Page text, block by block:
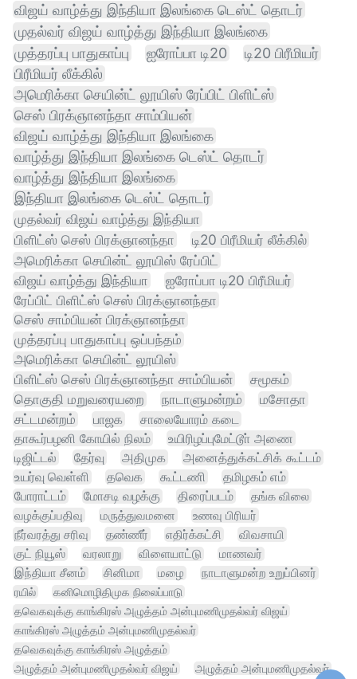
விஜய் வாழ்த்து இந்தியா இலங்கை டெஸ்ட் தொடர்
முதல்வர் விஜய் வாழ்த்து இந்தியா இலங்கை
முத்தரப்பு பாதுகாப்பு
ஐரோப்பா டி20
டி20 பிரீமியர்
பிரீமியர் லீக்கில்
அமெரிக்கா செயின்ட் லூயிஸ் ரேப்பிட் பிளிட்ஸ்
செஸ் பிரக்ஞானந்தா சாம்பியன்
விஜய் வாழ்த்து இந்தியா இலங்கை
வாழ்த்து இந்தியா இலங்கை டெஸ்ட் தொடர்
வாழ்த்து இந்தியா இலங்கை
இந்தியா இலங்கை டெஸ்ட் தொடர்
முதல்வர் விஜய் வாழ்த்து இந்தியா
பிளிட்ஸ் செஸ் பிரக்ஞானந்தா
டி20 பிரீமியர் லீக்கில்
அமெரிக்கா செயின்ட் லூயிஸ் ரேப்பிட்
விஜய் வாழ்த்து இந்தியா
ஐரோப்பா டி20 பிரீமியர்
ரேப்பிட் பிளிட்ஸ் செஸ் பிரக்ஞானந்தா
செஸ் சாம்பியன் பிரக்ஞானந்தா
முத்தரப்பு பாதுகாப்பு ஒப்பந்தம்
அமெரிக்கா செயின்ட் லூயிஸ்
பிளிட்ஸ் செஸ் பிரக்ஞானந்தா சாம்பியன்
சமூகம்
தொகுதி மறுவரையறை
நாடாளுமன்றம்
மசோதா
சட்டமன்றம்
பாஜக
சாலையோரம் கடை
தாகூர்பழனி கோயில் நிலம்
உயிரிழப்புமேட்டூா் அணை
டிஜிட்டல்
தேர்வு அதிமுக அனைத்துக்கட்சிக் கூட்டம்
உயர்வு வெள்ளி தவெக கூட்டணி
தமிழகம் எம்
போராட்டம்
மோசடி வழக்கு திரைப்படம்
தங்க விலை
வழக்குப்பதிவு
மருத்துவமனை
உணவு பிரியர்
நீர்வரத்து சரிவு
தண்ணீர் எதிர்க்கட்சி
விவசாயி
குட் நியூஸ்
வரலாறு விளையாட்டு
மாணவர்
இந்தியா சீனம்
சினிமா மழை நாடாளுமன்ற உறுப்பினர்
ரயில்
கனிமொழிதிமுக நிலைப்பாடு
தவெகவுக்கு காங்கிரஸ் அழுத்தம் அன்புமணிமுதல்வர் விஜய்
காங்கிரஸ் அழுத்தம் அன்புமணிமுதல்வர்
தவெகவுக்கு காங்கிரஸ் அழுத்தம்
அழுத்தம் அன்புமணிமுதல்வர் விஜய்
அழுத்தம் அன்புமணிமுதல்வர்